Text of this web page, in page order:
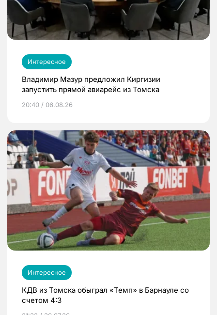
Интересное
Владимир Мазур предложил Киргизии
запустить прямой авиарейс из Томска
20:40 / 06.08.26
Интересное
КДВ из Томска обыграл «Темп» в Барнауле со
счетом 4:3